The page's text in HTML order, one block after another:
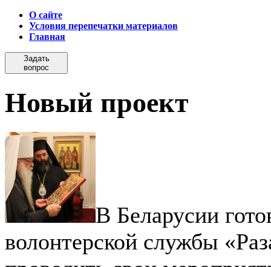
О сайте
Условия перепечатки материалов
Главная
Задать
вопрос
Новый проект
В Беларусии
волонтерской службы